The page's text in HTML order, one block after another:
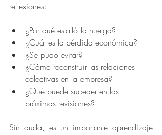
reflexiones:
¿Por qué estalló la huelga?
¿Cuál es la pérdida económica?
¿Se pudo evitar?
¿Cómo reconstruir las relaciones
colectivas en la empresa?
¿Qué puede suceder en las
próximas revisiones?
Sin duda, es un importante aprendizaje